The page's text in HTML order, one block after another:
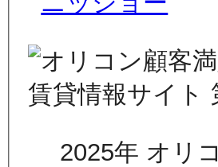
2025年 オリ